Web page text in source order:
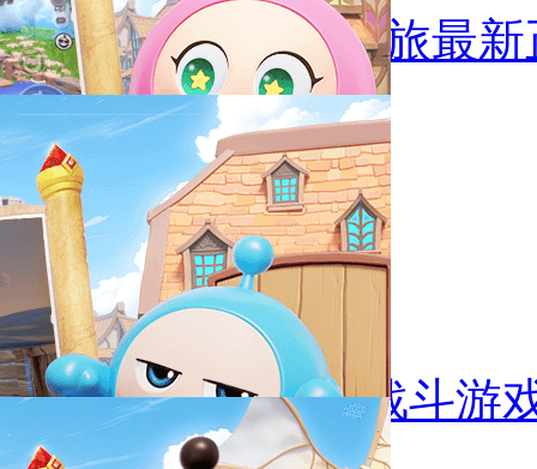
阿尔托的长途之旅最新
猜你喜欢
竞技战斗
竞技战斗游